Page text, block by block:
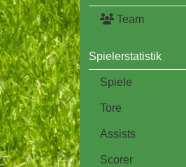
Team
Spielerstatistik
Spiele
Tore
Assists
Scorer